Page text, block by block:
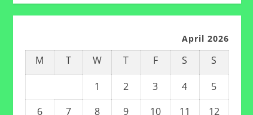
April 2026
M T W T F S
S
1
2 3 4
5
6
7 8 9 10 11
12